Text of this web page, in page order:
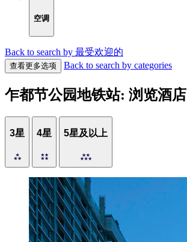
空调
Back to search by 最受欢迎的
查看更多选项 Back to search by categories
乍都节公园地铁站: 浏览酒店
3星 4星 5星及以上